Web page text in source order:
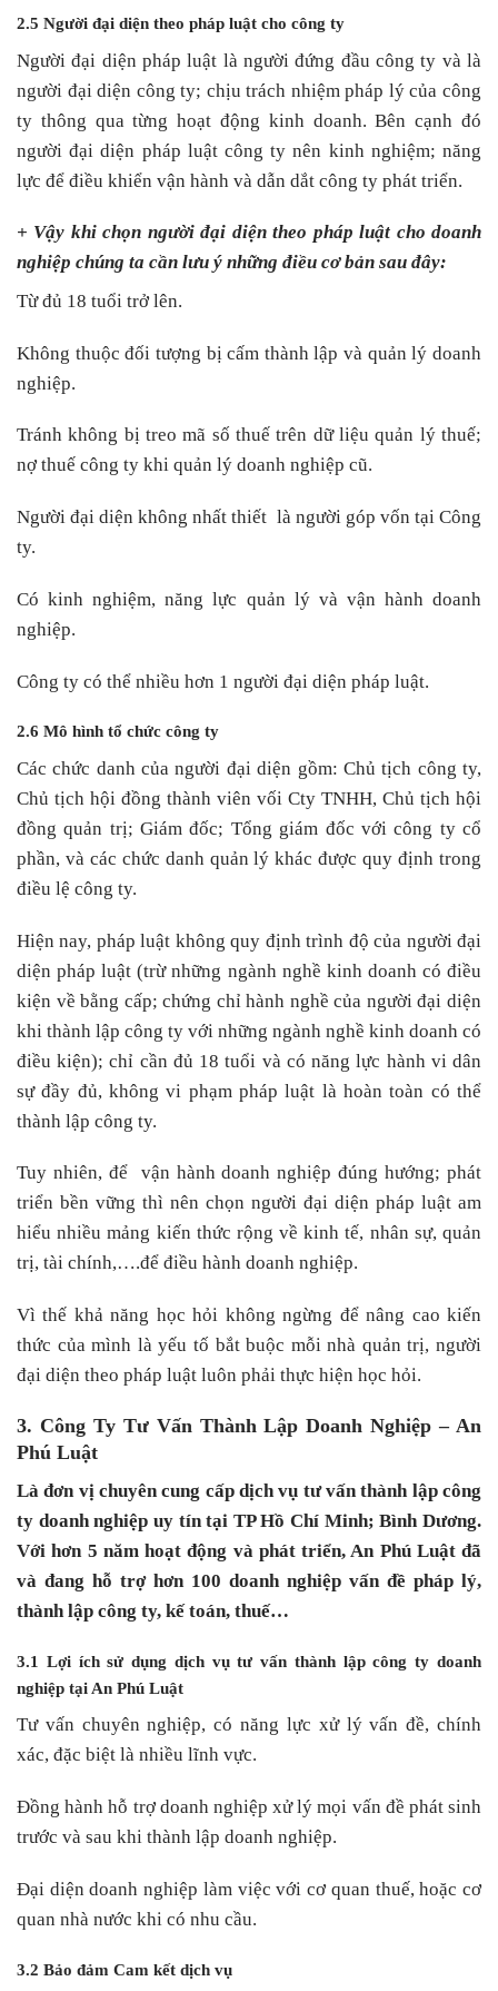
2.5 Người đại diện theo pháp luật cho công ty
Người đại diện pháp luật là người đứng đầu công ty và là
người đại diện công ty; chịu trách nhiệm pháp lý của công
ty thông qua từng hoạt động kinh doanh. Bên cạnh đó
người đại diện pháp luật công ty nên kinh nghiệm; năng
lực để điều khiển vận hành và dẫn dắt công ty phát triển.
+ Vậy khi chọn người đại diện theo pháp luật cho doanh
nghiệp chúng ta cần lưu ý những điều cơ bản sau đây:
Từ đủ 18 tuổi trở lên.
Không thuộc đối tượng bị cấm thành lập và quản lý doanh
nghiệp.
Tránh không bị treo mã số thuế trên dữ liệu quản lý thuế;
nợ thuế công ty khi quản lý doanh nghiệp cũ.
Người đại diện không nhất thiết là người góp vốn tại Công
ty.
Có kinh nghiệm, năng lực quản lý và vận hành doanh
nghiệp.
Công ty có thể nhiều hơn 1 người đại diện pháp luật.
2.6 Mô hình tổ chức công ty
Các chức danh của người đại diện gồm: Chủ tịch công ty,
Chủ tịch hội đồng thành viên vối Cty TNHH, Chủ tịch hội
đồng quản trị; Giám đốc; Tổng giám đốc với công ty cổ
phần, và các chức danh quản lý khác được quy định trong
điều lệ công ty.
Hiện nay, pháp luật không quy định trình độ của người đại
diện pháp luật (trừ những ngành nghề kinh doanh có điều
kiện về bằng cấp; chứng chỉ hành nghề của người đại diện
khi thành lập công ty với những ngành nghề kinh doanh có
điều kiện); chỉ cần đủ 18 tuổi và có năng lực hành vi dân
sự đầy đủ, không vi phạm pháp luật là hoàn toàn có thể
thành lập công ty.
Tuy nhiên, để vận hành doanh nghiệp đúng hướng; phát
triển bền vững thì nên chọn người đại diện pháp luật am
hiểu nhiều mảng kiến thức rộng về kinh tế, nhân sự, quản
trị, tài chính,….để điều hành doanh nghiệp.
Vì thế khả năng học hỏi không ngừng để nâng cao kiến
thức của mình là yếu tố bắt buộc mỗi nhà quản trị, người
đại diện theo pháp luật luôn phải thực hiện học hỏi.
3. Công Ty Tư Vấn Thành Lập Doanh Nghiệp – An
Phú Luật
Là đơn vị chuyên cung cấp dịch vụ tư vấn thành lập công
ty doanh nghiệp uy tín tại TP Hồ Chí Minh; Bình Dương.
Với hơn 5 năm hoạt động và phát triển, An Phú Luật đã
và đang hỗ trợ hơn 100 doanh nghiệp vấn đề pháp lý,
thành lập công ty, kế toán, thuế…
3.1 Lợi ích sử dụng dịch vụ tư vấn thành lập công ty doanh
nghiệp tại An Phú Luật
Tư vấn chuyên nghiệp, có năng lực xử lý vấn đề, chính
xác, đặc biệt là nhiều lĩnh vực.
Đồng hành hỗ trợ doanh nghiệp xử lý mọi vấn đề phát sinh
trước và sau khi thành lập doanh nghiệp.
Đại diện doanh nghiệp làm việc với cơ quan thuế, hoặc cơ
quan nhà nước khi có nhu cầu.
3.2 Bảo đảm Cam kết dịch vụ